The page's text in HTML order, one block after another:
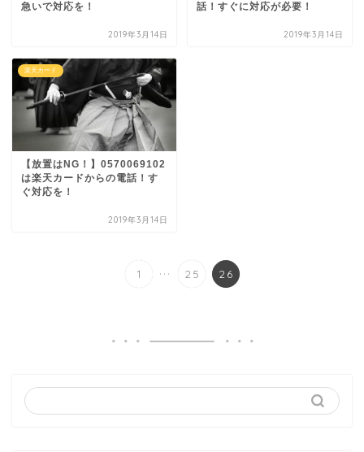
急いで対応を！
2019年3月14日
話！すぐに対応が必要！
2019年3月14日
楽天カード
【放置はNG！】0570069102
は楽天カードからの電話！す
ぐ対応を！
2019年3月14日
1 ... 25 26